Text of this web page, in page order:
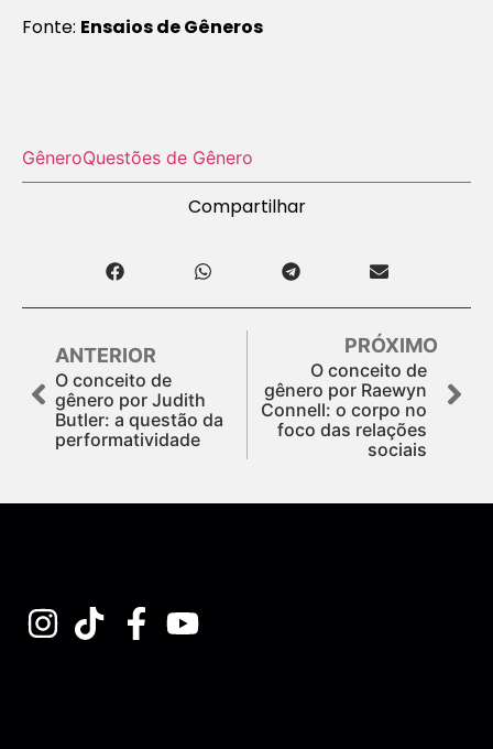
Fonte: Ensaios de Gêneros
GêneroQuestões de Gênero
Compartilhar
ANTERIOR
O conceito de
gênero por Judith
Butler: a questão da
performatividade
PRÓXIMO
O conceito de
gênero por Raewyn
Connell: o corpo no
foco das relações
sociais